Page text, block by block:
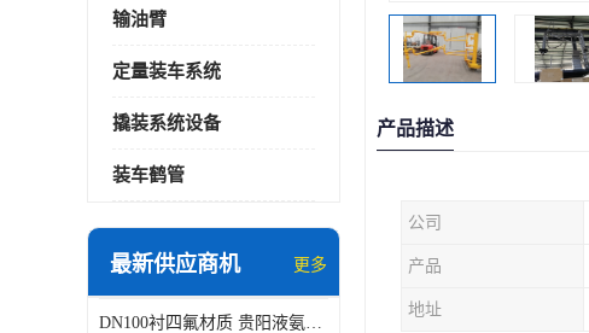
输油臂
定量装车系统
撬装系统设备
装车鹤管
最新供应商机 更多
DN100衬四氟材质 贵阳液氨鹤管供应商
产品描述
公司
产品
地址